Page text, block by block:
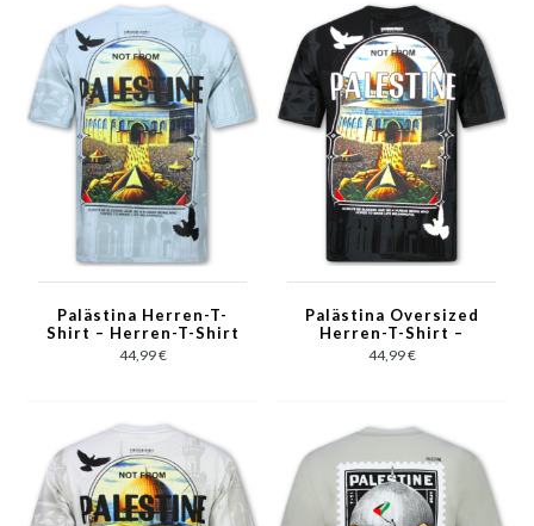
Palästina Herren-T-
Shirt – Herren-T-Shirt
mit Aufdruck – Größe
185 – Blau
44,99 €
Palästina Oversized
Herren-T-Shirt –
Herren-T-Shirt mit
Aufdruck – Größe 185
44,99 €